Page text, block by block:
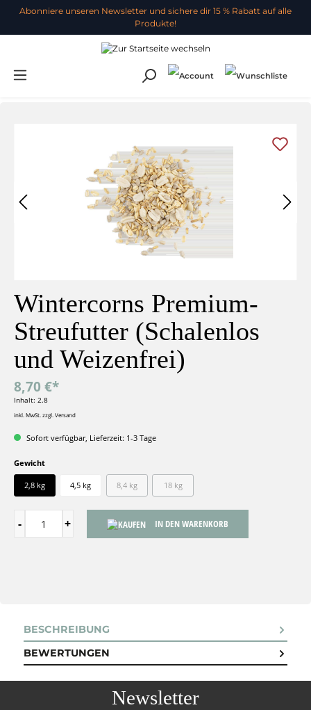
Abonniere unseren Newsletter und sichere dir 15 % Rabatt auf alle
Produkte!
Wintercorns Premium-
Streufutter (Schalenlos
und Weizenfrei)
8,70 €*
Inhalt: 2.8
inkl. MwSt. zzgl. Versand
Sofort verfügbar, Lieferzeit: 1-3 Tage
Gewicht
2,8 kg 4,5 kg 8,4 kg 18 kg
IN DEN WARENKORB
BESCHREIBUNG
BEWERTUNGEN
Newsletter